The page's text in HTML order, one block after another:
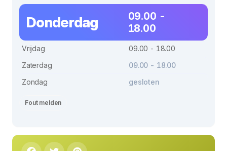
Donderdag
09.00 -
18.00
Vrijdag
09.00 - 18.00
Zaterdag
09.00 - 18.00
Zondag
gesloten
Fout melden